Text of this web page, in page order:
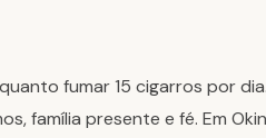
fumar 15 cigarros por
família presente e fé. Em